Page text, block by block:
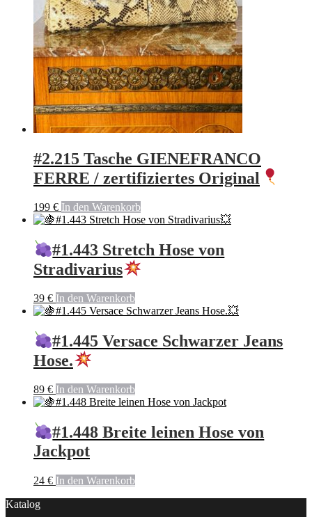
#2.215 Tasche GIENEFRANCO
FERRE / zertifiziertes Original
199 € In den Warenkorb
#1.443 Stretch Hose von
Stradivarius
39 € In den Warenkorb
#1.445 Versace Schwarzer Jeans
Hose.
89 € In den Warenkorb
#1.448 Breite leinen Hose von
Jackpot
24 € In den Warenkorb
Katalog